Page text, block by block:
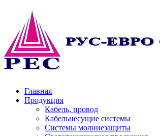
Главная
Продукция
Кабель, провод
Кабельнесущие системы
Системы молниезащиты